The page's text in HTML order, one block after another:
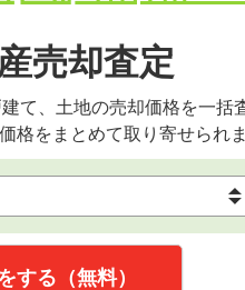
売却査定
て、土地の売却価格を一括
格をまとめて取り寄せられま
する（無料）